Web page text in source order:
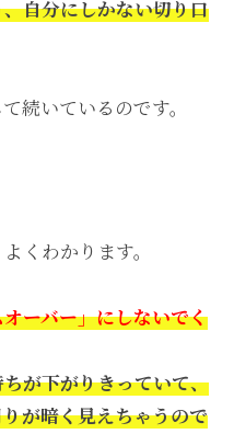
自分にしかない切り口
続いているのです。
くわかります。
ーバー」にしないでく
が下がりきっていて、
が暗く見えちゃうので